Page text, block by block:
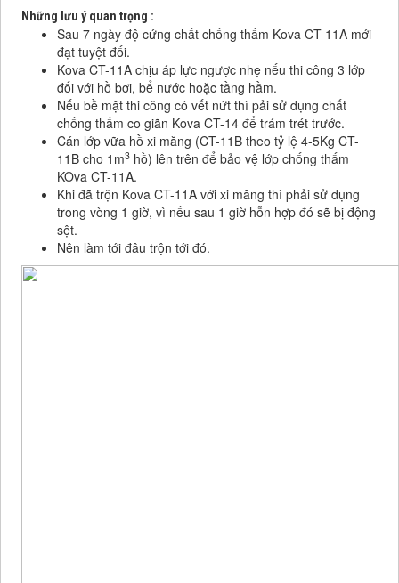
Những lưu ý quan trọng :
Sau 7 ngày độ cứng chất chống thấm Kova CT-11A mới
đạt tuyệt đối.
Kova CT-11A chịu áp lực ngược nhẹ nếu thi công 3 lớp
đối với hồ bơi, bể nước hoặc tầng hầm.
Nếu bề mặt thi công có vết nứt thì pải sử dụng chất
chống thấm co giãn Kova CT-14 để trám trét trước.
Cán lớp vữa hồ xi măng (CT-11B theo tỷ lệ 4-5Kg CT-
11B cho 1m3 hồ) lên trên để bảo vệ lớp chống thấm
KOva CT-11A.
Khi đã trộn Kova CT-11A với xi măng thì phải sử dụng
trong vòng 1 giờ, vì nếu sau 1 giờ hỗn hợp đó sẽ bị động
sệt.
Nên làm tới đâu trộn tới đó.